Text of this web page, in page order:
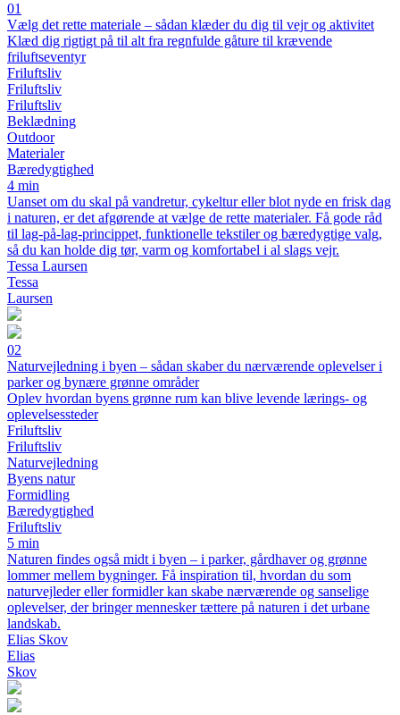
01
Vælg det rette materiale – sådan klæder du dig til vejr og aktivitet
Klæd dig rigtigt på til alt fra regnfulde gåture til krævende
friluftseventyr
Friluftsliv
Friluftsliv
Friluftsliv
Beklædning
Outdoor
Materialer
Bæredygtighed
4 min
Uanset om du skal på vandretur, cykeltur eller blot nyde en frisk dag
i naturen, er det afgørende at vælge de rette materialer. Få gode råd
til lag-på-lag-princippet, funktionelle tekstiler og bæredygtige valg,
så du kan holde dig tør, varm og komfortabel i al slags vejr.
Tessa Laursen
Tessa
Laursen
02
Naturvejledning i byen – sådan skaber du nærværende oplevelser i
parker og bynære grønne områder
Oplev hvordan byens grønne rum kan blive levende lærings- og
oplevelsessteder
Friluftsliv
Friluftsliv
Naturvejledning
Byens natur
Formidling
Bæredygtighed
Friluftsliv
5 min
Naturen findes også midt i byen – i parker, gårdhaver og grønne
lommer mellem bygninger. Få inspiration til, hvordan du som
naturvejleder eller formidler kan skabe nærværende og sanselige
oplevelser, der bringer mennesker tættere på naturen i det urbane
landskab.
Elias Skov
Elias
Skov